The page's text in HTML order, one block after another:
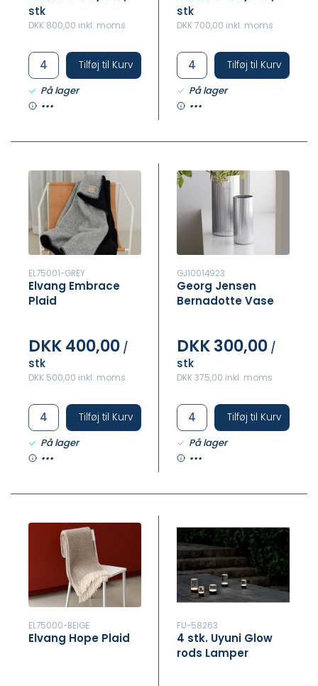
stk
DKK 800,00 inkl. moms
Tilføj til Kurv
På lager
•••
stk
DKK 700,00 inkl. moms
Tilføj til Kurv
På lager
•••
EL75001-GREY
Elvang Embrace
Plaid
DKK 400,00 /
stk
DKK 500,00 inkl. moms
Tilføj til Kurv
På lager
•••
GJ10014923
Georg Jensen
Bernadotte Vase
DKK 300,00 /
stk
DKK 375,00 inkl. moms
Tilføj til Kurv
På lager
•••
EL75000-BEIGE
Elvang Hope Plaid
FU-58263
4 stk. Uyuni Glow
rods Lamper